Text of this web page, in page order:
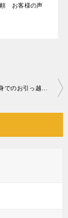
頼 お客様の声
【宮崎市】単身でのお引っ越しに伴う家電処分☆ネットで評判を見てご依頼くださりました！